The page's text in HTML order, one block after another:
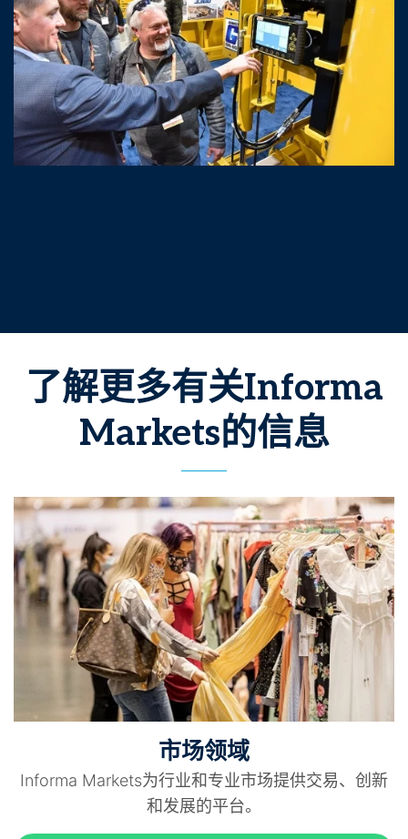
了解更多有关Informa
Markets的信息
市场领域
Informa Markets为行业和专业市场提供交易、创新
和发展的平台。